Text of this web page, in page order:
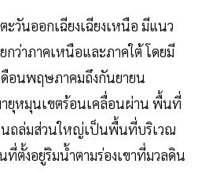
วันออกเฉียงเฉียงเหนือ มีแนว
ว่าภาคเหนือและภาคใต้ โดยมี
ดือนพฤษภาคมถึงกันยายน
ยุหมุนเขตร้อนเคลื่อนผ่าน พื้นที่
ถล่มส่วนใหญ่เป็นพื้นที่บริเวณ
ที่ตั้งอยู่ริมน้ำตามร่องเขาที่มวลดิน